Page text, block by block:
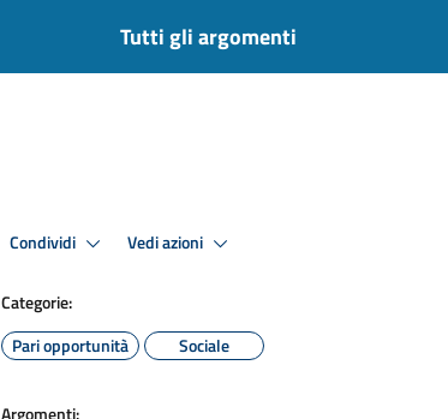
Tutti gli argomenti
Condividi Vedi azioni
Categorie:
Pari opportunità
Sociale
Argomenti: